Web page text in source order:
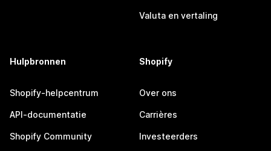
Valuta en vertaling
Hulpbronnen
Shopify-helpcentrum
API-documentatie
Shopify Community
Shopify
Over ons
Carrières
Investeerders